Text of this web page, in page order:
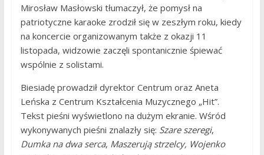
Mirosław Masłowski tłumaczył, że pomysł na
patriotyczne karaoke zrodził się w zeszłym roku, kiedy
na koncercie organizowanym także z okazji 11
listopada, widzowie zaczęli spontanicznie śpiewać
wspólnie z solistami.
Biesiadę prowadził dyrektor Centrum oraz Aneta
Leńska z Centrum Kształcenia Muzycznego „Hit”.
Tekst pieśni wyświetlono na dużym ekranie. Wśród
wykonywanych pieśni znalazły się: Szare szeregi,
Dumka na dwa serca, Maszerują strzelcy, Wojenko